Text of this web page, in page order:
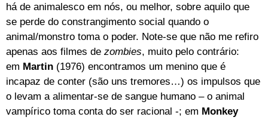
há de animalesco em nós, ou melhor, sobre aquilo que
se perde do constrangimento social quando o
animal/monstro toma o poder. Note-se que não me refiro
apenas aos filmes de zombies, muito pelo contrário:
em Martin (1976) encontramos um menino que é
incapaz de conter (são uns tremores…) os impulsos que
o levam a alimentar-se de sangue humano – o animal
vampírico toma conta do ser racional -; em Monkey